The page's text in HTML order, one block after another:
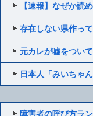
【速報】なぜか読
存在しない県作っ
元カレが嘘をつい
日本人「みいちゃ
障害者の呼び方ラ